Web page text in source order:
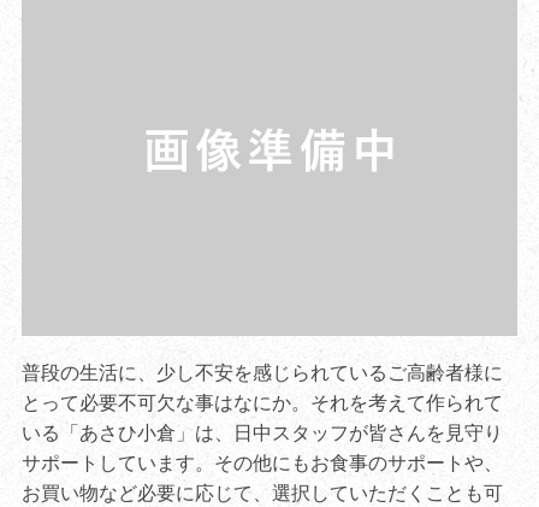
普段の生活に、少し不安を感じられているご高齢者様に
とって必要不可欠な事はなにか。それを考えて作られて
いる「あさひ小倉」は、日中スタッフが皆さんを見守り
サポートしています。その他にもお食事のサポートや、
お買い物など必要に応じて、選択していただくことも可